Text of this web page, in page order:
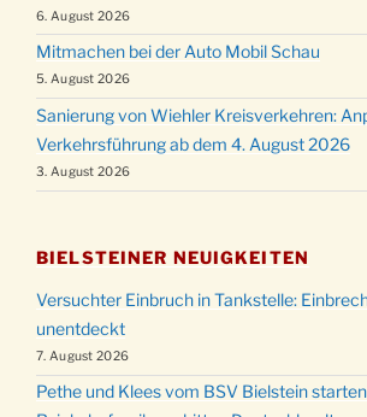
6. August 2026
Mitmachen bei der Auto Mobil Schau
5. August 2026
Sanierung von Wiehler Kreisverkehren:
Verkehrsführung ab dem 4. August 2026
3. August 2026
BIELSTEINER NEUIGKEITEN
Versuchter Einbruch in Tankstelle:
unentdeckt
7. August 2026
Pethe und Klees vom BSV Bielstein